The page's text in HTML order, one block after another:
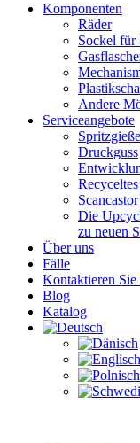
Komponenten
Räder
Sockel für
Andere
Serviceangebote
Druckguss
Die
zu neuen
Über uns
Fälle
Kontaktieren Sie
Blog
Katalog